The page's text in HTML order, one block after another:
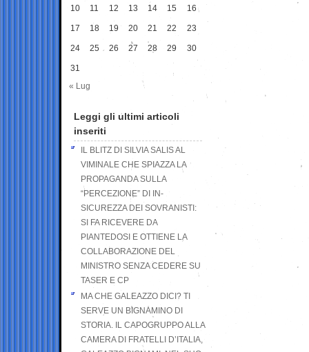
10 11 12 13 14 15 16
17 18 19 20 21 22 23
24 25 26 27 28 29 30
31
« Lug
Leggi gli ultimi articoli
inseriti
IL BLITZ DI SILVIA SALIS AL
VIMINALE CHE SPIAZZA LA
PROPAGANDA SULLA
“PERCEZIONE” DI IN-
SICUREZZA DEI SOVRANISTI:
SI FA RICEVERE DA
PIANTEDOSI E OTTIENE LA
COLLABORAZIONE DEL
MINISTRO SENZA CEDERE SU
TASER E CP
MA CHE GALEAZZO DICI? TI
SERVE UN BIGNAMINO DI
STORIA. IL CAPOGRUPPO ALLA
CAMERA DI FRATELLI D’ITALIA,